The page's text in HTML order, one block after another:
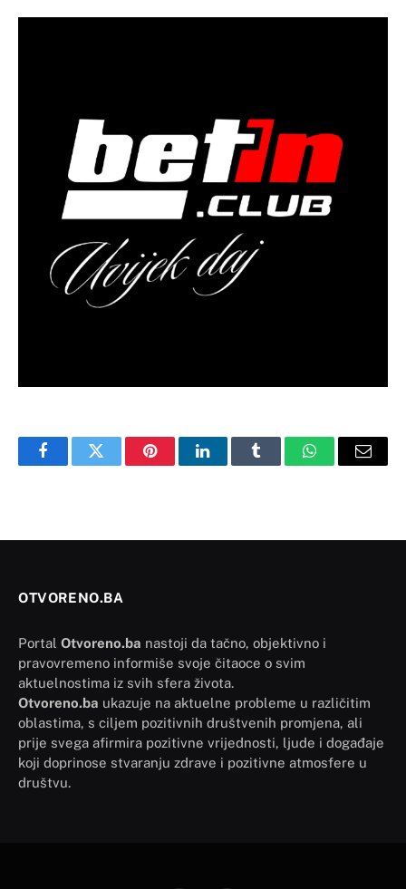
FacebookTwitter PinterestLinkedInTumblr WhatsAppEmail
OTVORENO.BA
Portal Otvoreno.ba nastoji da tačno, objektivno i
pravovremeno informiše svoje čitaoce o svim
aktuelnostima iz svih sfera života.
Otvoreno.ba ukazuje na aktuelne probleme u različitim
oblastima, s ciljem pozitivnih društvenih promjena, ali
prije svega afirmira pozitivne vrijednosti, ljude i događaje
koji doprinose stvaranju zdrave i pozitivne atmosfere u
društvu.